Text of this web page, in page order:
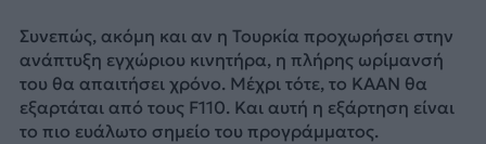
Συνεπώς, ακόμη και αν η Τουρκία προχωρήσει στην
ανάπτυξη εγχώριου κινητήρα, η πλήρης ωρίμανσή
του θα απαιτήσει χρόνο. Μέχρι τότε, το KAAN θα
εξαρτάται από τους F110. Και αυτή η εξάρτηση είναι
το πιο ευάλωτο σημείο του προγράμματος.